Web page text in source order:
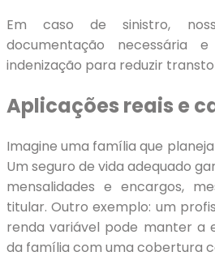
Em caso de sinistro,
documentação necessária
indenização para reduzir
Aplicações reais e
Imagine uma família que
Um seguro de vida adequado
mensalidades e encargos,
titular. Outro exemplo: um
renda variável pode manter a
da família com uma cobertura